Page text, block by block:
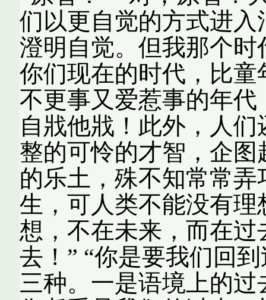
们以更自觉的方式进
澄明自觉。但我那个
你们现在的时代，比
不更事又爱惹事的年
自戕他戕！此外，人
整的可怜的才智，企
的乐土，殊不知常常弄
生，可人类不能没有理
想，不在未来，而在过
去！” “你是要我们回
三种。一是语境上的